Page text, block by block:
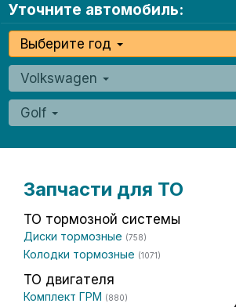
Уточните автомобиль:
Выберите год
Volkswagen
Golf
Запчасти для ТО
ТО тормозной системы
Диски тормозные (758)
Колодки тормозные (1071)
ТО двигателя
Комплект ГРМ (880)